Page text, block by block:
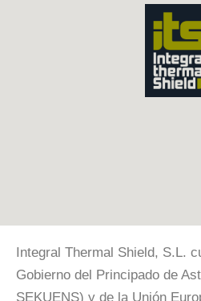
Integral Thermal Shield, S.L.
Gobierno del Principado de
SEKUENS) y de la Unión